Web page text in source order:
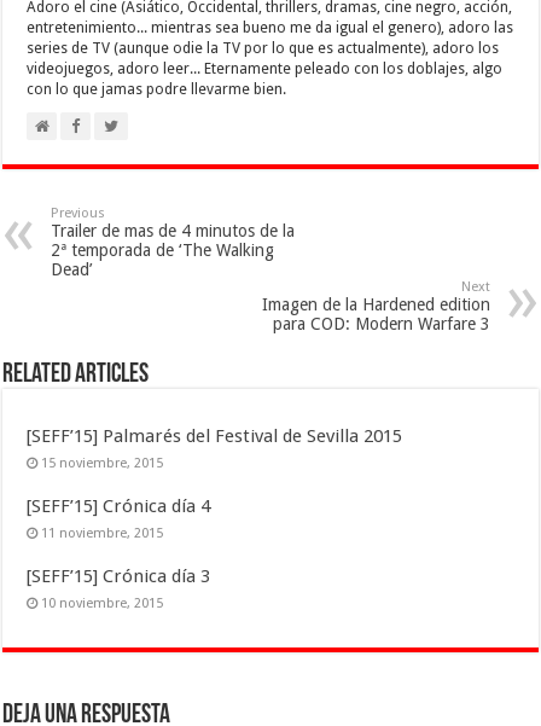
Adoro el cine (Asiático, Occidental, thrillers, dramas, cine negro, acción,
entretenimiento... mientras sea bueno me da igual el genero), adoro las
series de TV (aunque odie la TV por lo que es actualmente), adoro los
videojuegos, adoro leer... Eternamente peleado con los doblajes, algo
con lo que jamas podre llevarme bien.
Previous
Trailer de mas de 4 minutos de la
2ª temporada de ‘The Walking
Dead’
Next
Imagen de la Hardened edition
para COD: Modern Warfare 3
Related Articles
[SEFF’15] Palmarés del Festival de Sevilla 2015
15 noviembre, 2015
[SEFF’15] Crónica día 4
11 noviembre, 2015
[SEFF’15] Crónica día 3
10 noviembre, 2015
Deja una respuesta